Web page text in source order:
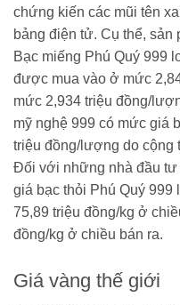
chứng kiến các mũi tên
bảng điện tử. Cụ thể, sản
Bạc miếng Phú Quý 999
được mua vào ở mức
mức 2,934 triệu đồng/
mỹ nghệ 999 có mức giá
triệu đồng/lượng do cộng
Đối với những nhà đầu
giá bạc thỏi Phú Quý
75,89 triệu đồng/kg ở
đồng/kg ở chiều bán ra.
Giá vàng thế giới